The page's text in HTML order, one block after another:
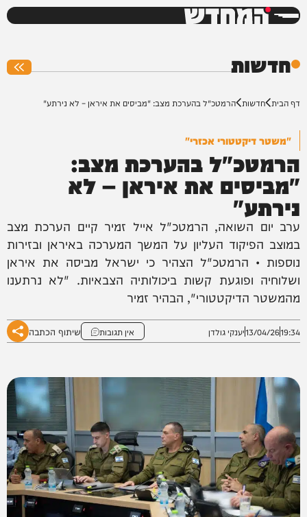
המחדש
חדשות
דף הבית חדשות הרמטכ"ל בהערכת מצב: "מביסים את איראן – לא נירתע"
"משטר דיקטטורי אכזרי"
הרמטכ"ל בהערכת מצב:
"מביסים את איראן – לא
נירתע"
ערב יום השואה, הרמטכ"ל אייל זמיר קיים הערכת מצב
במוצב הפיקוד העליון על המשך המערכה באיראן ובזירות
נוספות • הרמטכ"ל הצהיר כי ישראל מביסה את איראן
ושלוחיה ופוגעת קשות ביכולותיה הצבאיות. "לא נרתענו
מהמשטר הדיקטטורי", הבהיר זמיר
19:34
13/04/26יענקי גולדן אין תגובות שיתוף הכתבה